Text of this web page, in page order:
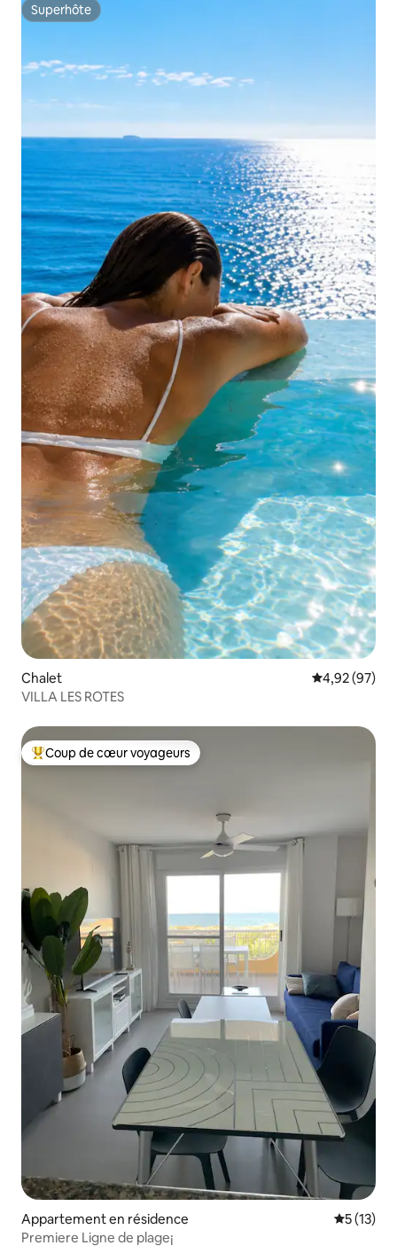
Superhôte
Superhôte
Chalet Évaluation
4,92 (97)
VILLA LES ROTES
Coups de cœur voyageurs les plus appréciés
Coup de cœur voyageurs
Appartement en résidence
5 (13)
Premiere Ligne de plage¡